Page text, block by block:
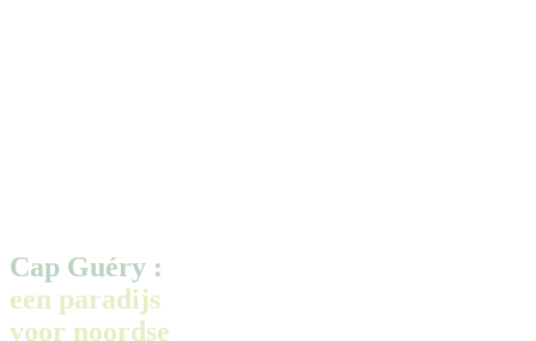
Cap Guéry :
een paradijs
voor noordse